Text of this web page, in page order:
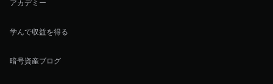
アカデミー
学んで収益を得る
暗号資産ブログ